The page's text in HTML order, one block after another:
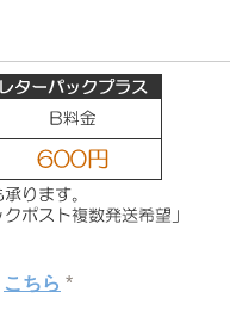
こちら *